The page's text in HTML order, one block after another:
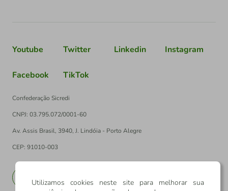
Youtube Twitter Linkedin Instagram
Facebook TikTok
Confederação Sicredi
CNPJ: 03.795.072/0001-60
Av. Assis Brasil, 3940, J. Lindóia - Porto Alegre
CEP: 91010-003
Utilizamos cookies neste site para melhorar sua